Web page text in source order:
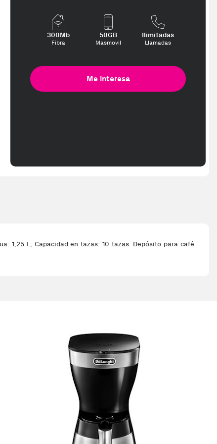
300Mb
Fibra
50GB
Masmovil
Ilimitadas
Llamadas
Me interesa
1,25 L, Capacidad en tazas: 10 tazas. Depósito para café